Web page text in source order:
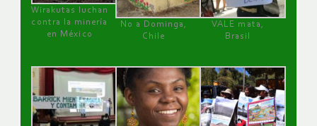
Wirakutas luchan
contra la minería
en México
No a Dominga,
Chile
VALE mata,
Brasil